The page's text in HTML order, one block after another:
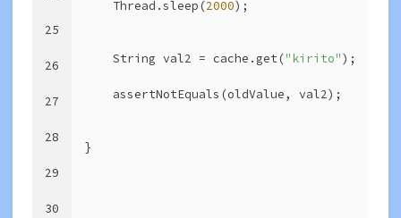
25
26
27
28
29
30
    Thread.sleep(
2000);
    String val2 = cache.get(
"kirito");
    assertNotEquals(oldValue, val2);
}